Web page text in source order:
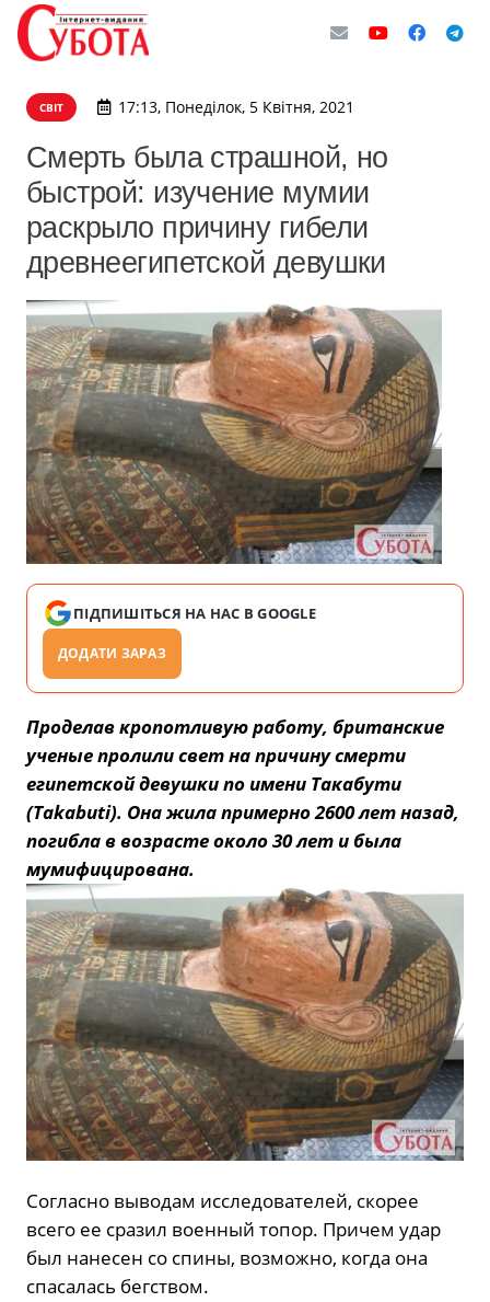
СВІТ 17:13, Понеділок, 5 Квітня, 2021
Смерть была страшной, но
быстрой: изучение мумии
раскрыло причину гибели
древнеегипетской девушки
ПІДПИШІТЬСЯ НА НАС В GOOGLE
ДОДАТИ ЗАРАЗ
Проделав кропотливую работу, британские
ученые пролили свет на причину смерти
египетской девушки по имени Такабути
(Takabuti). Она жила примерно 2600 лет назад,
погибла в возрасте около 30 лет и была
мумифицирована.
Согласно выводам исследователей, скорее
всего ее сразил военный топор. Причем удар
был нанесен со спины, возможно, когда она
спасалась бегством.